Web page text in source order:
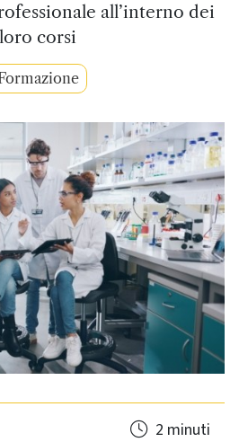
all’interno dei
loro corsi
2 minuti